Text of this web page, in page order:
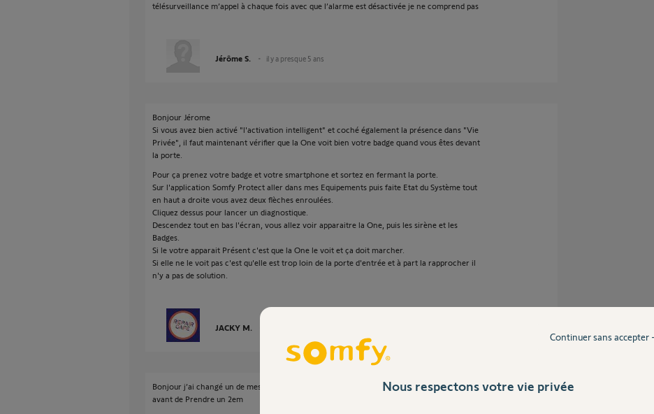
télésurveillance m’appel à chaque fois avec que l’alarme est désactivée je ne comprend pas
Jérôme S. il y a presque 5 ans
Bonjour Jérome
Si vous avez bien activé "l'activation intelligent" et coché également la présence dans "Vie
Privée", il faut maintenant vérifier que la One voit bien votre badge quand vous êtes devant
la porte.
Pour ça prenez votre badge et votre smartphone et sortez en fermant la porte.
Sur l'application Somfy Protect aller dans mes Equipements puis faite Etat du Système tout
en haut a droite vous avez deux flèches enroulées.
Cliquez dessus pour lancer un diagnostique.
Descendez tout en bas l'écran, vous allez voir apparaitre la One, puis les sirène et les
Badges.
Si le votre apparait Présent c'est que la One le voit et ça doit marcher.
Si elle ne le voit pas c'est qu'elle est trop loin de la porte d'entrée et à part la rapprocher il
n'y a pas de solution.
JACKY M.
Bonjour j’ai changé un de mes badge et depuis ça ne l’a plus fait j’attend encore un peut
avant de Prendre un 2em
Nous respectons votre vie privée
Continuer sans accepter